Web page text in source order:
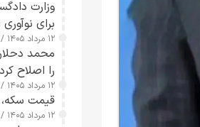
برای
۱۲ مرداد ۱۴۰۵ / ۱۷:۲۱
محمد
را اصلاح کرد
۱۲ مرداد ۱۴۰۵ / ۱۵:۲۳
قیمت سکه، دلار و
۱۲ مرداد ۱۴۰۵ / ۱۵:۰۴